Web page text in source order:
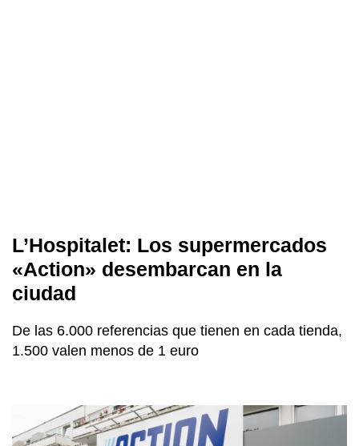
L’Hospitalet: Los supermercados
«Action» desembarcan en la
ciudad
De las 6.000 referencias que tienen en cada tienda,
1.500 valen menos de 1 euro